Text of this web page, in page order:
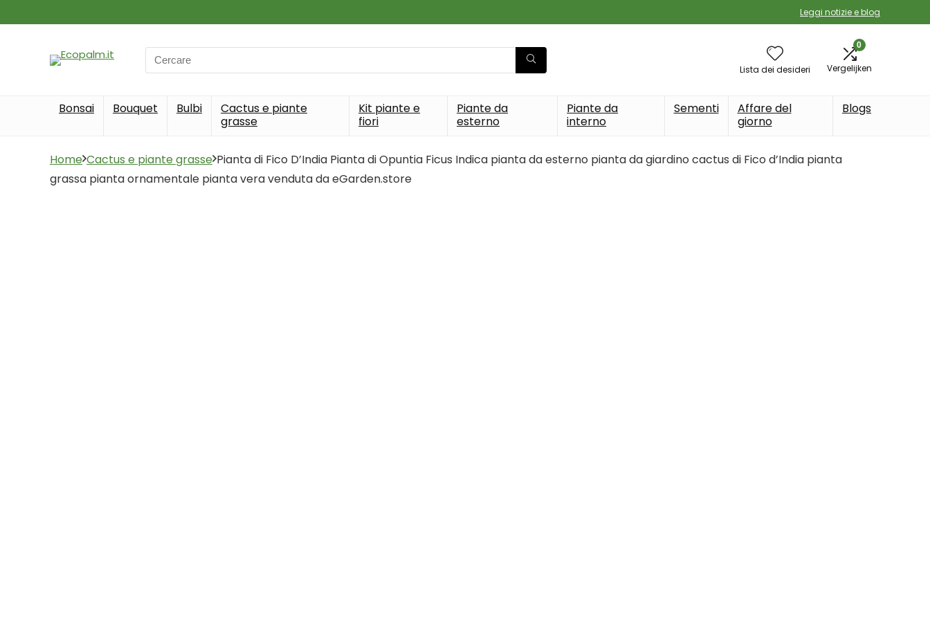
Leggi notizie e blog
Search
for:
Lista dei desideri
0
Vergelijken
Bonsai Bouquet Bulbi
Cactus e piante
grasse
Kit piante e
fiori
Piante da
esterno
Piante da
interno
Sementi
Affare del
giorno
Blogs
Home Cactus e piante grasse Pianta di Fico D’India Pianta di Opuntia Ficus Indica pianta da esterno pianta da giardino cactus di Fico d’India pianta
grassa pianta ornamentale pianta vera venduta da eGarden.store